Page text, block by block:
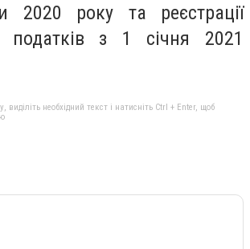
2020 року та реєстрації
податків з 1 січня 2021
необхідний текст і натисніть Ctrl + Enter, щоб